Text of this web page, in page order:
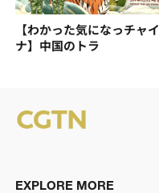
【わかった気になっチャイ
ナ】中国のトラ
EXPLORE MORE